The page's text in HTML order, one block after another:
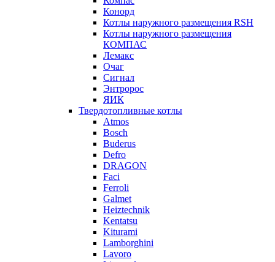
Конорд
Котлы наружного размещения RSH
Котлы наружного размещения
КОМПАС
Лемакс
Очаг
Сигнал
Энтророс
ЯИК
Твердотопливные котлы
Atmos
Bosch
Buderus
Defro
DRAGON
Faci
Ferroli
Galmet
Heiztechnik
Kentatsu
Kiturami
Lamborghini
Lavoro